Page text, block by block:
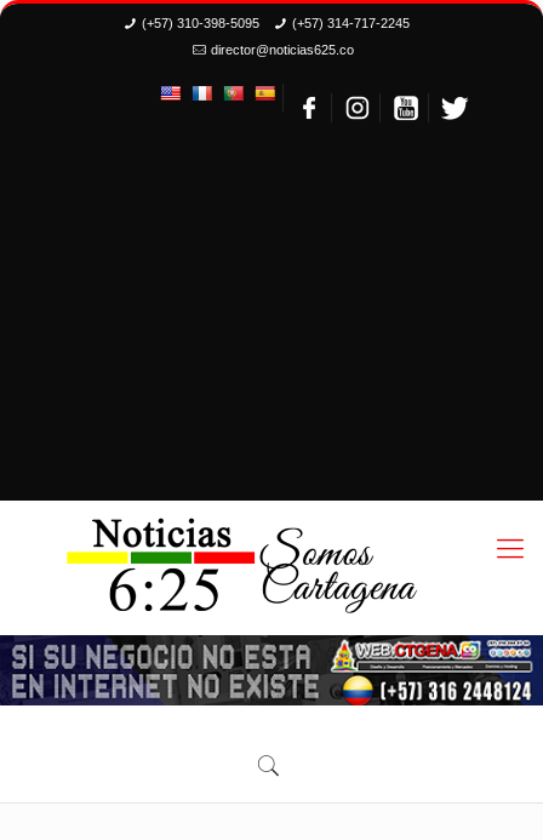
(+57) 310-398-5095
(+57) 314-717-2245
director@noticias625.co